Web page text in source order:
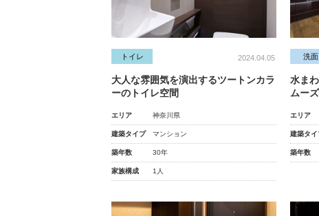
トイレ 2024.04.05
大人な雰囲気を演出するツートンカラ
ーのトイレ空間
エリア 神奈川県
建築タイプ マンション
築年数 30年
家族構成 1人
洗面
水ま
ムー
エリア
建築タイ
築年数